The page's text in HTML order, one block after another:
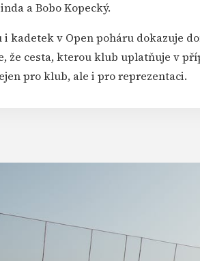
a Bobo Kopecký.
kadetek v Open poháru dokazuje
že cesta, kterou klub uplatňuje v
pro klub, ale i pro reprezentaci.